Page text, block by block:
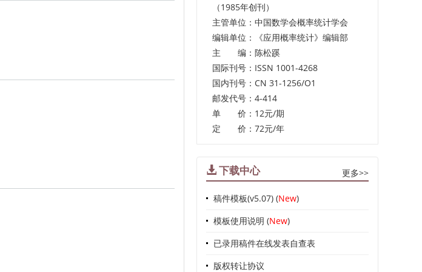
（1985年创刊）
主管单位：中国数学会概率统计学会
编辑单位：《应用概率统计》编辑部
主 编：陈松蹊
国际刊号：ISSN 1001-4268
国内刊号：CN 31-1256/O1
邮发代号：4-414
单 价：12元/期
定 价：72元/年
下载中心 更多>>
稿件模板(v5.07) (New)
模板使用说明 (New)
已录用稿件在线发表自查表
版权转让协议